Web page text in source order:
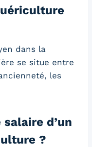
dans la
se situe entre
les
d’un
?